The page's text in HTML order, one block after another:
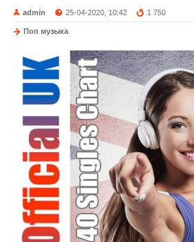
admin 25-04-2020, 10:42 1 750
Поп музыка